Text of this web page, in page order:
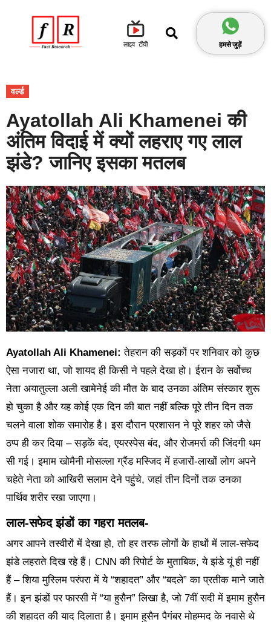
लाइव टीवी हमसे जुड़ें
वर्ल्ड
Ayatollah Ali Khamenei की
अंतिम विदाई में क्यों लहराए गए लाल
झंडे? जानिए इसका मतलब
Ayatollah Ali Khamenei: तेहरान की सड़कों पर शनिवार को कुछ
ऐसा नजारा था, जो शायद ही किसी ने पहले देखा हो। ईरान के सर्वोच्च
नेता अयातुल्ला अली खामेनेई की मौत के बाद उनका अंतिम संस्कार शुरू
हो चुका है और यह कोई एक दिन की बात नहीं बल्कि पूरे तीन दिन तक
चलने वाला शोक समारोह है। इस दौरान प्रशासन ने पूरे शहर को जैसे
ठप्प ही कर दिया – सड़कें बंद, एयरस्पेस बंद, और रोजमर्रा की जिंदगी थम
सी गई। इमाम खोमैनी मोसल्ला ग्रैंड मस्जिद में हजारों-लाखों लोग अपने
चहेते नेता को आखिरी सलाम देने पहुंचे, जहां तीन दिनों तक उनका
पार्थिव शरीर रखा जाएगा।
लाल-सफेद झंडों का गहरा मतलब-
अगर आपने तस्वीरों में देखा हो, तो हर तरफ लोगों के हाथों में लाल-सफेद
झंडे लहराते दिख रहे हैं। CNN की रिपोर्ट के मुताबिक, ये झंडे यूं ही नहीं
हैं – शिया मुस्लिम परंपरा में ये “शहादत” और “बदले” का प्रतीक माने जाते
हैं। इन झंडों पर फारसी में “या हुसैन” लिखा है, जो 7वीं सदी में इमाम हुसैन
की शहादत की याद दिलाता है। इमाम हुसैन पैगंबर मोहम्मद के नवासे थे